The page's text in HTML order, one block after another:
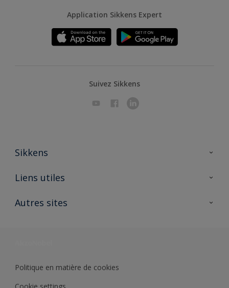
Application Sikkens Expert
Suivez Sikkens
Sikkens
A propos de Sikkens
Liens utiles
Ouvrir un magasin PASS
Autres sites
Politique en matière de cookies
Cookie settings